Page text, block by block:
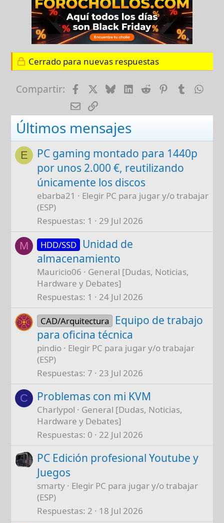
Cerrado para nuevas respuestas
Compartir: FacebookBlueskyLinkedIn
RedditPinterest
Tumblr
E-mailEnlace
Últimos mensajes
E
PC gaming montado para 1440p
por unos 2.000 €, reutilizando
únicamente los discos
ebarba21
Elegir PC para jugar y/o trabajar
(ESP)
Respuestas 1 29 Jul 2026
M HDD/SSD Unidad de
almacenamiento
Mauricio06
General [Dudas, Noticias,
Hardware y Debates]
Respuestas 1 24 Jul 2026
CAD/Arquitectura
Equipo de trabajo
para oficina técnica
pindio
Elegir PC para jugar y/o trabajar
(ESP)
Respuestas 7 23 Jul 2026
C Problemas con mi KVM
Charlypol
General [Dudas, Noticias,
Hardware y Debates]
Respuestas 0 22 Jul 2026
PC Edición profesional Youtube y
Juegos
smarty
Elegir PC para jugar y/o trabajar
(ESP)
Respuestas 2 18 Jul 2026